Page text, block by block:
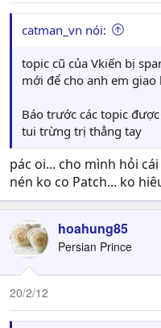
catman_vn nói:
topic cũ của Vkiến bị
mới để cho anh em
Báo trước các topic
tui trừng trị thẳng tay
pác oi... cho mình hỏi
nén ko co Patch... ko
hoahung85
Persian Prince
20/2/12